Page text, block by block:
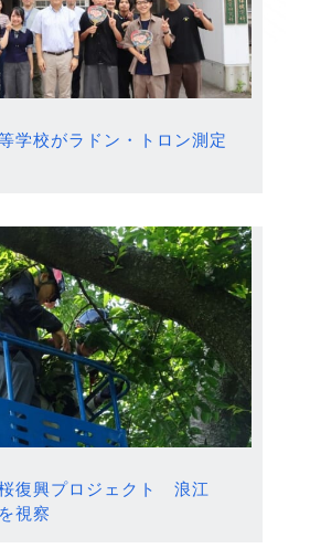
学校がラドン・トロン測定
復興プロジェクト 浪江
視察